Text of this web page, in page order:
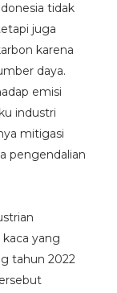
tidak
juga
karena
daya.
emisi
industri
mitigasi
pengendalian
yang
tahun 2022